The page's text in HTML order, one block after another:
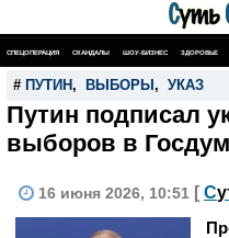
СПЕЦОПЕРАЦИЯ СКАНДАЛЫ ШОУ-БИЗНЕС ЗДОРОВЬЕ
# ПУТИН , ВЫБОРЫ , УКАЗ
Путин подписал
выборов в
16 июня 2026, 10:51 [ С